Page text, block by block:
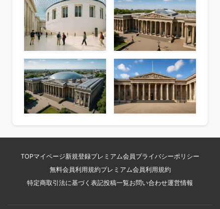
TOPマイページ新規登録プレミアム会員 プライバシーポリシー
無料会員利用規約プレミアム会員利用規約
特定商取引法に基づく表記投稿一覧お問い合わせ運営情報